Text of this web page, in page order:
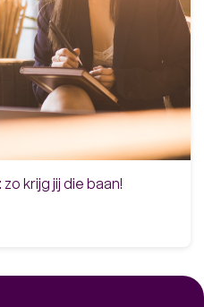
krijg jij die baan!